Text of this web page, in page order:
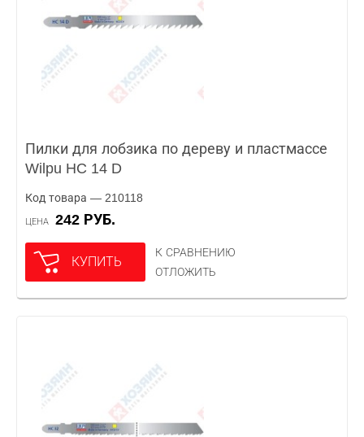
Пилки для лобзика по дереву и пластмассе
Wilpu HC 14 D
Код товара — 210118
ЦЕНА 242 РУБ.
КУПИТЬ
К СРАВНЕНИЮ
ОТЛОЖИТЬ